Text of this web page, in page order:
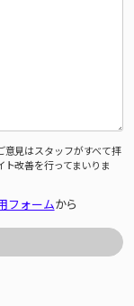
意見はスタッフがすべて拝
改善を行ってまいりま
フォームから